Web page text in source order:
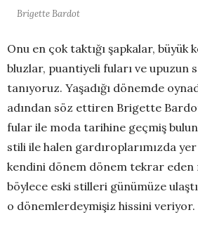
Brigette Bardot
Onu en çok taktığı şapkalar, büyük
bluzlar, puantiyeli fuları ve upuzun
tanıyoruz. Yaşadığı dönemde
adından söz ettiren Brigette
fular ile moda tarihine geçmiş
stili ile halen gardıroplarımızda
kendini dönem dönem tekrar eden
böylece eski stilleri günümüze
o dönemlerdeymişiz hissini veriyor.